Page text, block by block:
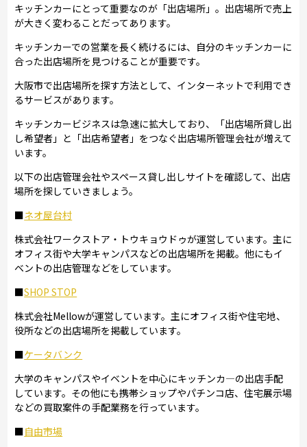
キッチンカーにとって重要なのが「出店場所」。出店場所で売上
が大きく変わることだってあります。
キッチンカーでの営業を長く続けるには、自分のキッチンカーに
合った出店場所を見つけることが重要です。
大阪市で出店場所を探す方法として、インターネットで利用でき
るサービスがあります。
キッチンカービジネスは急速に拡大しており、「出店場所貸し出
し希望者」と「出店希望者」をつなぐ出店場所管理会社が増えて
います。
以下の出店管理会社やスペース貸し出しサイトを確認して、出店
場所を探していきましょう。
■ネオ屋台村
株式会社ワークストア・トウキョウドゥが運営しています。主に
オフィス街や大学キャンパスなどの出店場所を掲載。他にもイ
ベントの出店管理などをしています。
■SHOP STOP
株式会社Mellowが運営しています。主にオフィス街や住宅地、
役所などの出店場所を掲載しています。
■ケータバンク
大学のキャンパスやイベントを中心にキッチンカ―の出店手配
しています。その他にも携帯ショップやパチンコ店、住宅展示場
などの買取案件の手配業務を行っています。
■自由市場